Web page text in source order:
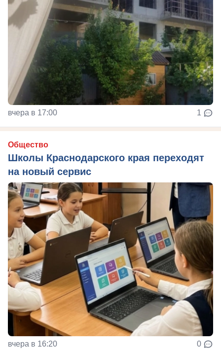
вчера в 17:00 1
Общество
Школы Краснодарского края переходят
на новый сервис
вчера в 16:20 0